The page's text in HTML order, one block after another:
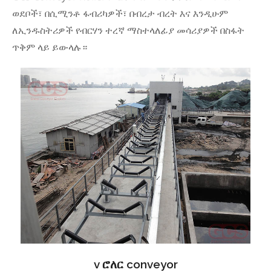
ወደቦች፣ በሲሚንቶ ፋብሪካዎች፣ በብረታ ብረት እና እንዲሁም
ለኢንዱስትሪዎች የብርሃን ተረኛ ማስተላለፊያ መሳሪያዎች በስፋት
ጥቅም ላይ ይውላሉ።
v ሮለር conveyor